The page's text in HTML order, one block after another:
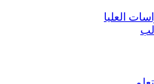
العليا